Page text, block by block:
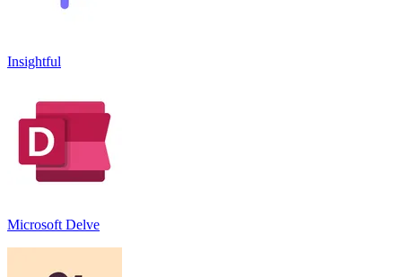
Insightful
Microsoft Delve